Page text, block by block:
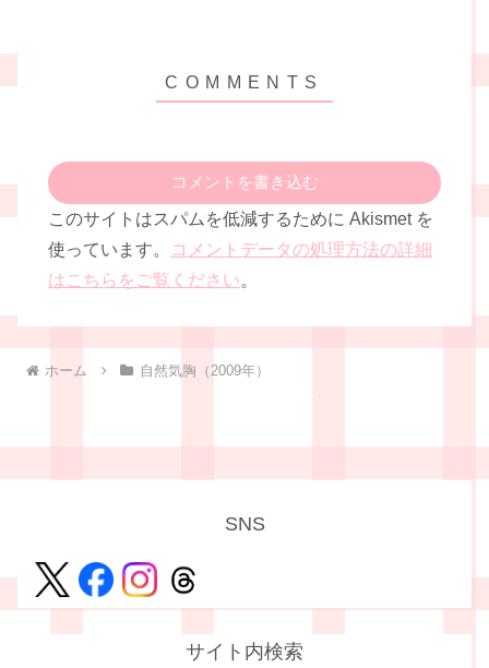
コメントを書き込む
このサイトはスパムを低減するために Akismet を
使っています。
コメントデータの処理方法の詳細
はこちらをご覧ください。
ホーム 自然気胸（2009年）
SNS
サイト内検索